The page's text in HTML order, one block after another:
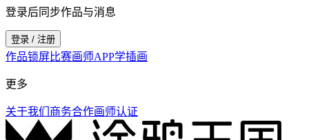
登录后同步作品与消息
登录 / 注册
作品锁屏比赛画师APP学插画
更多
关于我们 商务合作画师认证